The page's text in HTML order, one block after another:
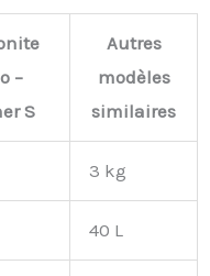
–
S
Autres
modèles
similaires
3 kg
40 L